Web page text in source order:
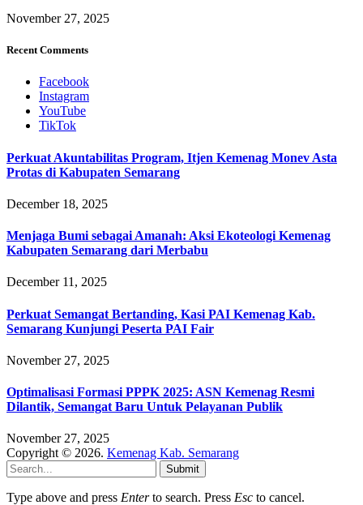
November 27, 2025
Recent Comments
Facebook
Instagram
YouTube
TikTok
Perkuat Akuntabilitas Program, Itjen Kemenag Monev Asta
Protas di Kabupaten Semarang
December 18, 2025
Menjaga Bumi sebagai Amanah: Aksi Ekoteologi Kemenag
Kabupaten Semarang dari Merbabu
December 11, 2025
Perkuat Semangat Bertanding, Kasi PAI Kemenag Kab.
Semarang Kunjungi Peserta PAI Fair
November 27, 2025
Optimalisasi Formasi PPPK 2025: ASN Kemenag Resmi
Dilantik, Semangat Baru Untuk Pelayanan Publik
November 27, 2025
Copyright © 2026. Kemenag Kab. Semarang
Submit
Type above and press Enterto search. Press Esc to cancel.